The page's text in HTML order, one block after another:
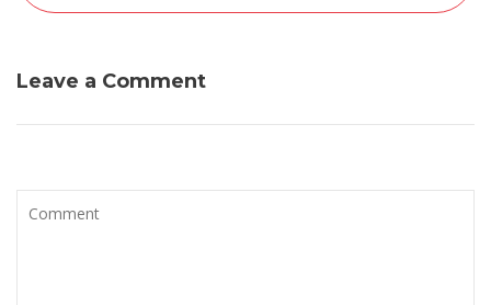
Leave a Comment